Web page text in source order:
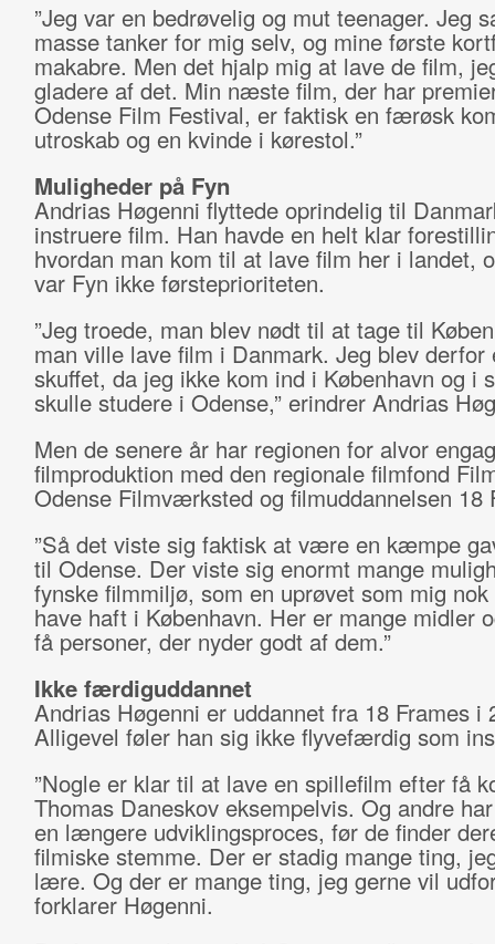
”Jeg var en bedrøvelig og mut teenager. Jeg
masse tanker for mig selv, og mine første
makabre. Men det hjalp mig at lave de film,
gladere af det. Min næste film, der har
Odense Film Festival, er faktisk en færøsk
utroskab og en kvinde i kørestol.”
Muligheder på Fyn
Andrias Høgenni flyttede oprindelig til
instruere film. Han havde en helt klar
hvordan man kom til at lave film her i landet,
var Fyn ikke førsteprioriteten.
”Jeg troede, man blev nødt til at tage til
man ville lave film i Danmark. Jeg blev derfor
skuffet, da jeg ikke kom ind i København og i
skulle studere i Odense,” erindrer Andrias
Men de senere år har regionen for alvor
filmproduktion med den regionale filmfond
Odense Filmværksted og filmuddannelsen 18
”Så det viste sig faktisk at være en kæmpe
til Odense. Der viste sig enormt mange
fynske filmmiljø, som en uprøvet som mig
have haft i København. Her er mange midler
få personer, der nyder godt af dem.”
Ikke færdiguddannet
Andrias Høgenni er uddannet fra 18 Frames i
Alligevel føler han sig ikke flyvefærdig som
”Nogle er klar til at lave en spillefilm efter få
Thomas Daneskov eksempelvis. Og andre
en længere udviklingsproces, før de finder
filmiske stemme. Der er stadig mange ting,
lære. Og der er mange ting, jeg gerne vil
forklarer Høgenni.